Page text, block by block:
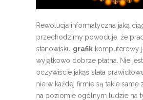
Rewolucja informatyczna jaką
przechodzimy powoduje, że
stanowisku grafik komputerowy
wyjątkowo dobrze płatna. Nie
oczywiście jakąś stała
nie w każdej firmie są takie same
na poziomie ogólnym ludzie na